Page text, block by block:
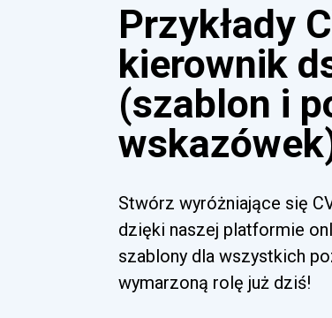
Przykłady
kierownik
(szablon i
Stwórz wyróżniające się
dzięki naszej platformie
szablony dla wszystkich
wymarzoną rolę już dziś!